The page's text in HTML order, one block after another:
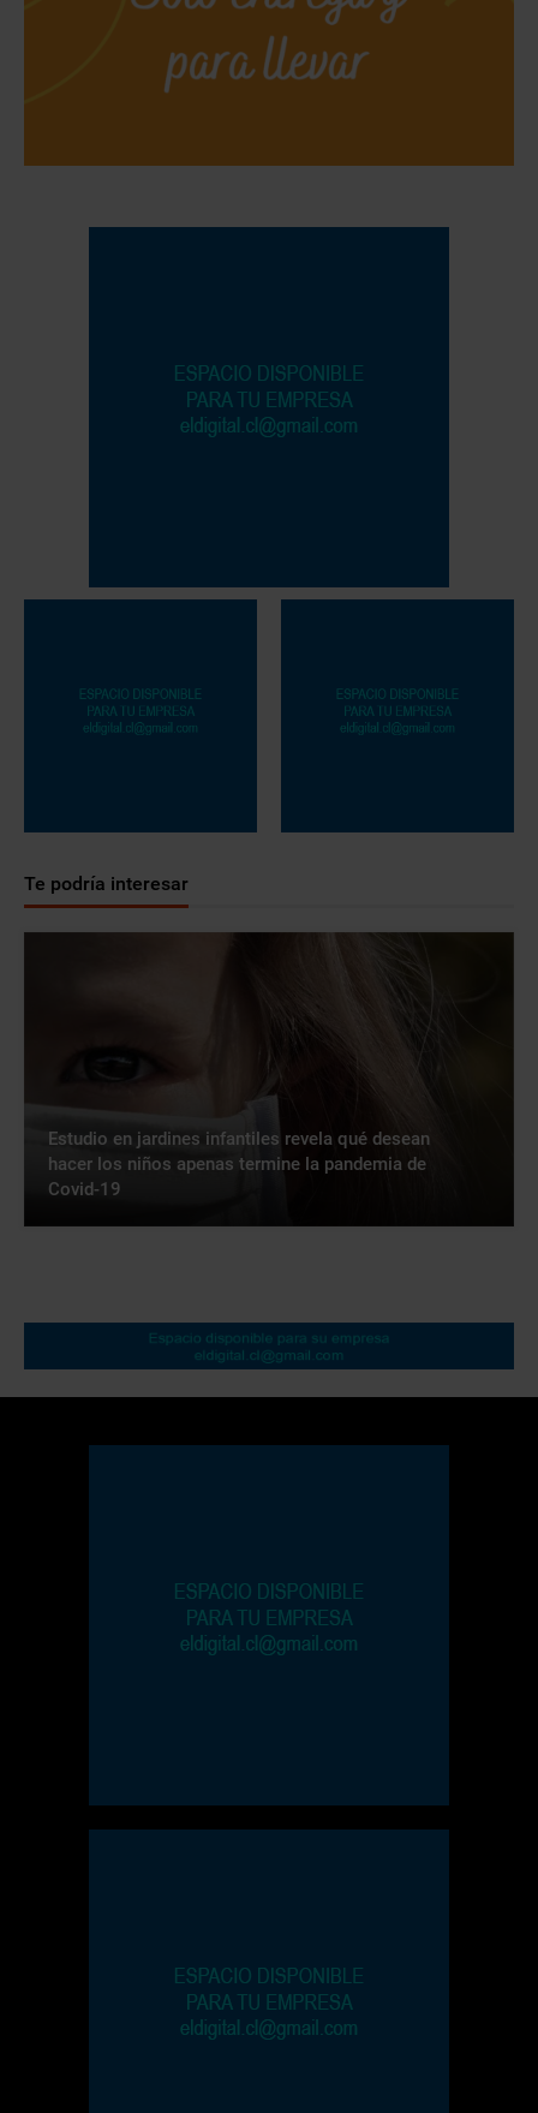
Te podría interesar
Estudio en jardines infantiles revela qué desean
hacer los niños apenas termine la pandemia de
Covid-19